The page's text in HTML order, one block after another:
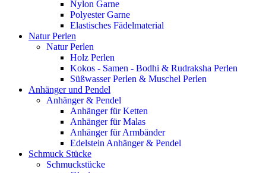
Nylon Garne
Polyester Garne
Elastisches Fädelmaterial
Natur Perlen
Natur Perlen
Holz Perlen
Kokos - Samen - Bodhi & Rudraksha Perlen
Süßwasser Perlen & Muschel Perlen
Anhänger und Pendel
Anhänger & Pendel
Anhänger für Ketten
Anhänger für Malas
Anhänger für Armbänder
Edelstein Anhänger & Pendel
Schmuck Stücke
Schmuckstücke